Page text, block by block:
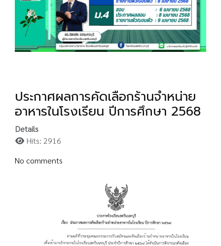
ประกาศผลการคัดเลือกร้านจำหน่าย
อาหารในโรงเรียน ปีการศึกษา 2568
Details
Hits: 2916
No comments